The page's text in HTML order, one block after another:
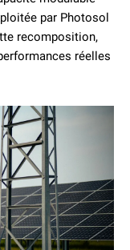
par Photosol
recomposition,
réelles